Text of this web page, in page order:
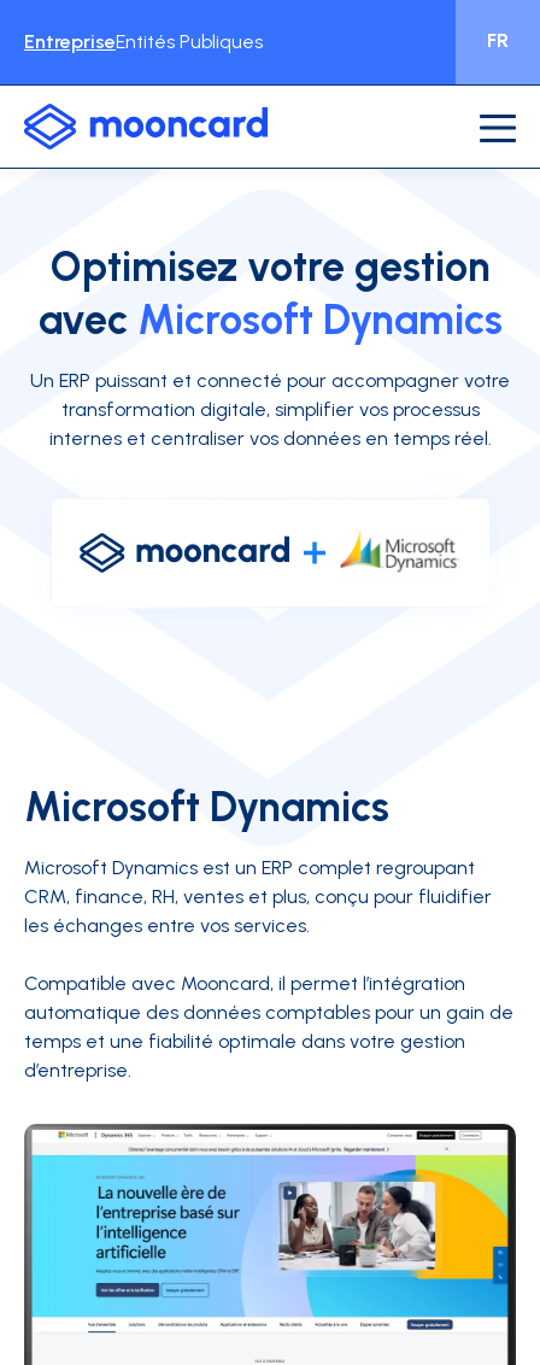
EntrepriseEntités Publiques FR
Optimisez votre gestion
avec Microsoft Dynamics
Un ERP puissant et connecté pour accompagner votre
transformation digitale, simplifier vos processus
internes et centraliser vos données en temps réel.
Microsoft Dynamics
Microsoft Dynamics est un ERP complet regroupant
CRM, finance, RH, ventes et plus, conçu pour fluidifier
les échanges entre vos services.
Compatible avec Mooncard, il permet l’intégration
automatique des données comptables pour un gain de
temps et une fiabilité optimale dans votre gestion
d’entreprise.